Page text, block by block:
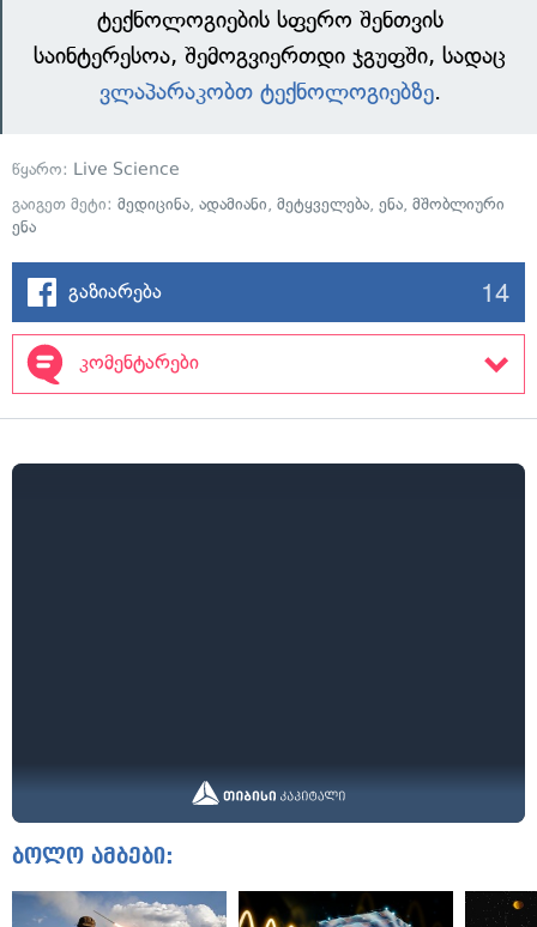
ტექნოლოგიების სფერო შენთვის
საინტერესოა, შემოგვიერთდი ჯგუფში, სადაც
ვლაპარაკობთ ტექნოლოგიებზე.
წყარო: Live Science
გაიგეთ მეტი: მედიცინა, ადამიანი, მეტყველება, ენა, მშობლიური
ენა
გაზიარება 14
კომენტარები
ბოლო ამბები: